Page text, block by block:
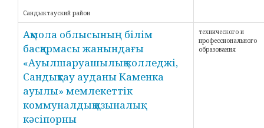
Сандыктауский район
Ақмола облысының білім
басқармасы жанындағы
«Ауылшаруашылық колледжі,
Сандықтау ауданы Каменка
ауылы» мемлекеттік
коммуналдық қазыналық
кәсіпорны
технического и
профессионального
образования